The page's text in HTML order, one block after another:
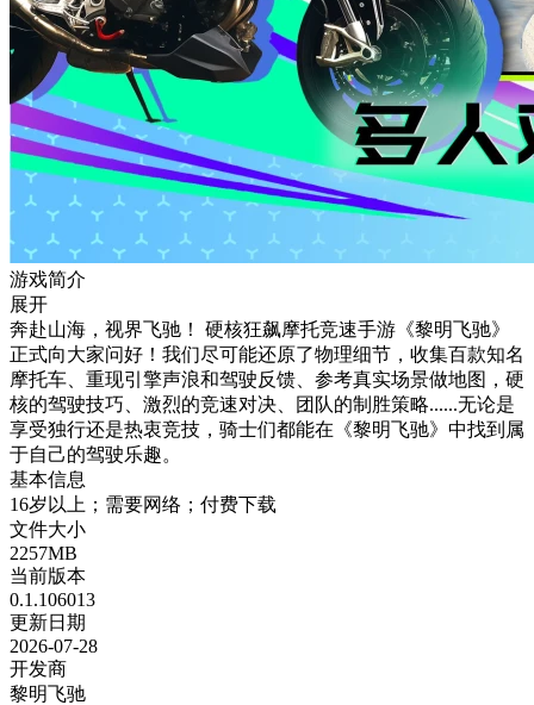
游戏简介
展开
奔赴山海，视界飞驰！ 硬核狂飙摩托竞速手游《黎明飞驰》
正式向大家问好！我们尽可能还原了物理细节，收集百款知名
摩托车、重现引擎声浪和驾驶反馈、参考真实场景做地图，硬
核的驾驶技巧、激烈的竞速对决、团队的制胜策略......无论是
享受独行还是热衷竞技，骑士们都能在《黎明飞驰》中找到属
于自己的驾驶乐趣。
基本信息
16岁以上；需要网络；付费下载
文件大小
2257MB
当前版本
0.1.106013
更新日期
2026-07-28
开发商
黎明飞驰